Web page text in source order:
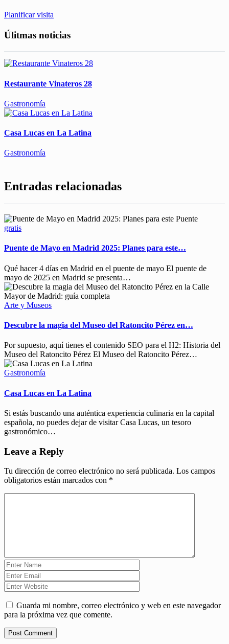
Planificar visita
Úlitmas noticias
Restaurante Vinateros 28
Gastronomía
Casa Lucas en La Latina
Gastronomía
Entradas relacionadas
gratis
Puente de Mayo en Madrid 2025: Planes para este…
Qué hacer 4 días en Madrid en el puente de mayo El puente de
mayo de 2025 en Madrid se presenta…
Arte y Museos
Descubre la magia del Museo del Ratoncito Pérez en…
Por supuesto, aquí tienes el contenido SEO para el H2: Historia del
Museo del Ratoncito Pérez El Museo del Ratoncito Pérez…
Gastronomía
Casa Lucas en La Latina
Si estás buscando una auténtica experiencia culinaria en la capital
española, no puedes dejar de visitar Casa Lucas, un tesoro
gastronómico…
Leave a Reply
Tu dirección de correo electrónico no será publicada. Los campos
obligatorios están marcados con *
Guarda mi nombre, correo electrónico y web en este navegador
para la próxima vez que comente.